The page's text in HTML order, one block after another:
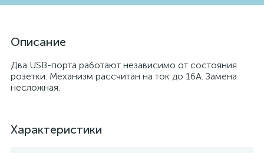
Описание
Два USB-порта работают независимо от состояния
розетки. Механизм рассчитан на ток до 16А. Замена
несложная.
Характеристики